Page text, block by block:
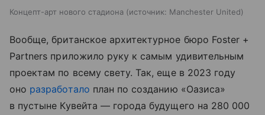
Концепт-арт нового стадиона источник: Manchester United
Вообще, британское архитектурное бюро Foster +
Partners приложило руку к самым удивительным
проектам по всему свету. Так, еще в 2023 году
оно разработало план по созданию «Оазиса»
в пустыне Кувейта — города будущего на 280 000